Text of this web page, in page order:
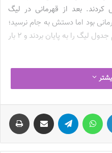
کردند. بعد از قهرمانی در لیگ
بود اما دستش به جام نرسید؛
به طوری‌که آن‌ها 2 بار در جایگاه دوم جدول لیگ را به پایان بردند و 2 بار
شاگردان جهان‌نجاتی بعد از دوری 4ساله از جام قهرمانی، در لیگ
خود استفاده کنند و با بهره‌وری
را مجدداً از آن خود کردند و
آزمایشی لیگ قهرمانان آسیا
سیرجانی‌ها دست‌شان از جام